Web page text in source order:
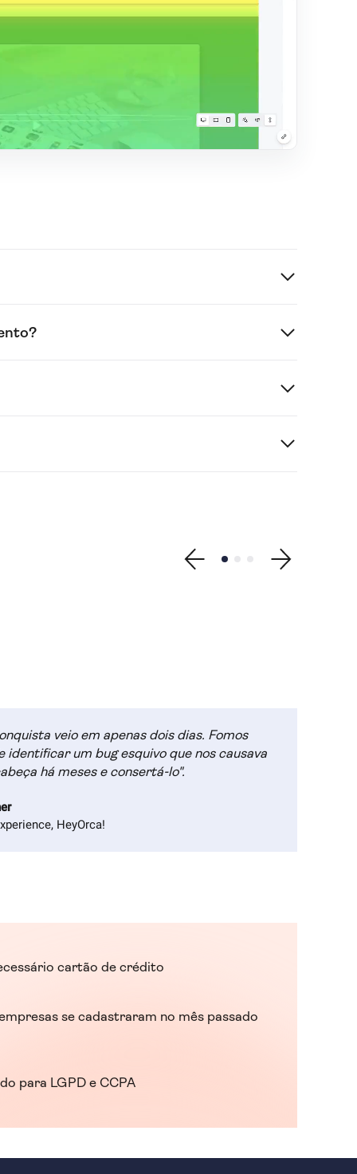
veio em apenas dois dias. Fomos
identificar um bug esquivo que nos causava
há meses e consertá-lo".
HeyOrca!
Show previous
Show testimonial 1
Show testimonial 2
Show
Show next testimonial
cartão de crédito
se cadastraram no mês passado
para LGPD e CCPA